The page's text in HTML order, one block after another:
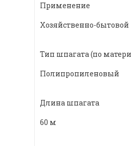
Применение
Хозяйственно-бытовой
Тип шпагата (по
Полипропиленовый
Длина шпагата
60 м